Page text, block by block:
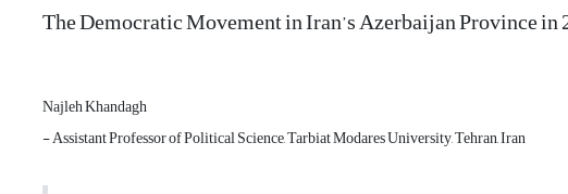
The Democratic Movement in Iran’s Azerbaijan Province
Najleh Khandagh
- Assistant Professor of Political Science, Tarbiat Modares University, Tehran, Iran